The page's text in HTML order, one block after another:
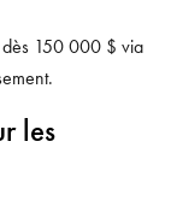
dès 150 000 $ via
les